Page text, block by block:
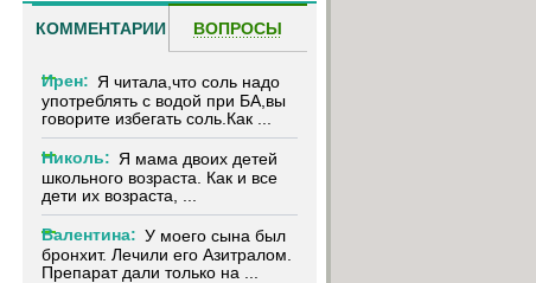
КОММЕНТАРИИ ВОПРОСЫ
Ирен: Я читала,что соль надо
употреблять с водой при БА,вы
говорите избегать соль.Как ...
Николь: Я мама двоих детей
школьного возраста. Как и все
дети их возраста, ...
Валентина: У моего сына был
бронхит. Лечили его Азитралом.
Препарат дали только на ...